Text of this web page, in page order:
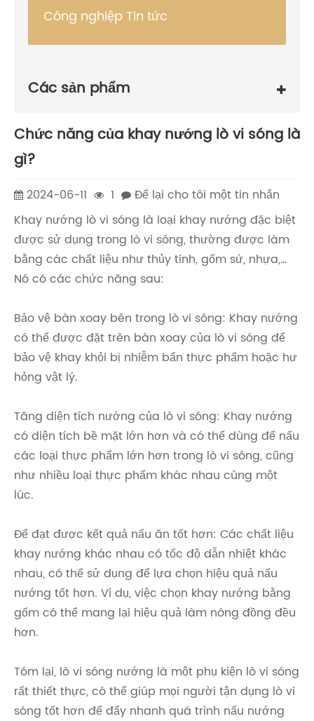
Công nghiệp Tin tức
Các sản phẩm
Chức năng của khay nướng lò vi sóng là
gì?
2024-06-11 1
Để lại cho tôi một tin nhắn
Khay nướng lò vi sóng là loại khay nướng đặc biệt
được sử dụng trong lò vi sóng, thường được làm
bằng các chất liệu như thủy tinh, gốm sứ, nhựa,…
Nó có các chức năng sau:
Bảo vệ bàn xoay bên trong lò vi sóng: Khay nướng
có thể được đặt trên bàn xoay của lò vi sóng để
bảo vệ khay khỏi bị nhiễm bẩn thực phẩm hoặc hư
hỏng vật lý.
Tăng diện tích nướng của lò vi sóng: Khay nướng
có diện tích bề mặt lớn hơn và có thể dùng để nấu
các loại thực phẩm lớn hơn trong lò vi sóng, cũng
như nhiều loại thực phẩm khác nhau cùng một
lúc.
Để đạt được kết quả nấu ăn tốt hơn: Các chất liệu
khay nướng khác nhau có tốc độ dẫn nhiệt khác
nhau, có thể sử dụng để lựa chọn hiệu quả nấu
nướng tốt hơn. Ví dụ, việc chọn khay nướng bằng
gốm có thể mang lại hiệu quả làm nóng đồng đều
hơn.
Tóm lại, lò vi sóng nướng là một phụ kiện lò vi sóng
rất thiết thực, có thể giúp mọi người tận dụng lò vi
sóng tốt hơn để đẩy nhanh quá trình nấu nướng